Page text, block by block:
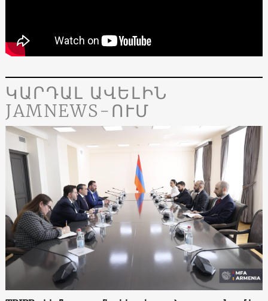
ԿԱՐԴԱԼ ԱՎԵԼԻՆ
JAMNEWS-ՈՒՄ